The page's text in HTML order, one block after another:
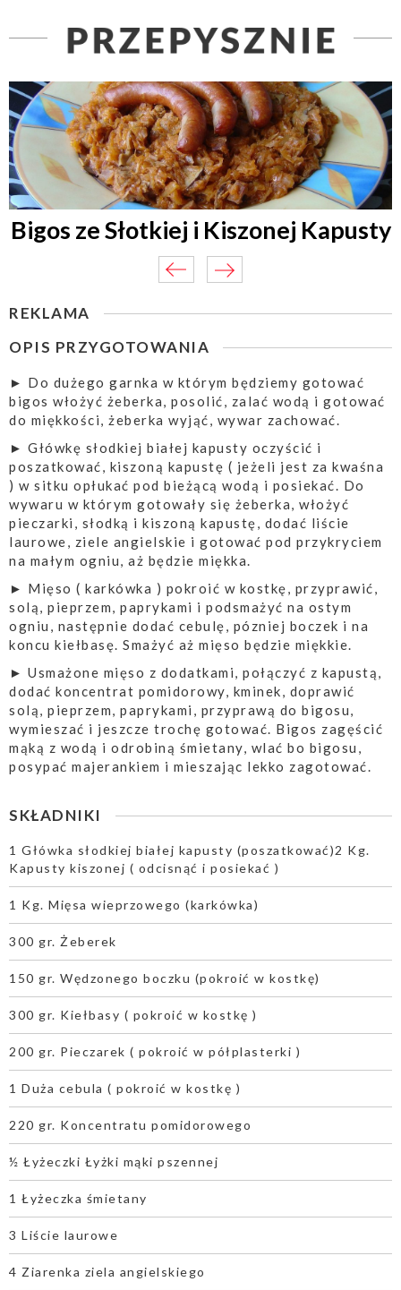
Bigos ze Słotkiej i Kiszonej Kapusty
REKLAMA
OPIS PRZYGOTOWANIA
► Do dużego garnka w którym będziemy gotować
bigos włożyć żeberka, posolić, zalać wodą i gotować
do miękkości, żeberka wyjąć, wywar zachować.
► Główkę słodkiej białej kapusty oczyścić i
poszatkować, kiszoną kapustę ( jeżeli jest za kwaśna
) w sitku opłukać pod bieżącą wodą i posiekać. Do
wywaru w którym gotowały się żeberka, włożyć
pieczarki, słodką i kiszoną kapustę, dodać liście
laurowe, ziele angielskie i gotować pod przykryciem
na małym ogniu, aż będzie miękka.
► Mięso ( karkówka ) pokroić w kostkę, przyprawić,
solą, pieprzem, paprykami i podsmażyć na ostym
ogniu, następnie dodać cebulę, pózniej boczek i na
koncu kiełbasę. Smażyć aż mięso będzie miękkie.
► Usmażone mięso z dodatkami, połączyć z kapustą,
dodać koncentrat pomidorowy, kminek, doprawić
solą, pieprzem, paprykami, przyprawą do bigosu,
wymieszać i jeszcze trochę gotować. Bigos zagęścić
mąką z wodą i odrobiną śmietany, wlać bo bigosu,
posypać majerankiem i mieszając lekko zagotować.
SKŁADNIKI
1 Główka słodkiej białej kapusty (poszatkować)2 Kg.
Kapusty kiszonej ( odcisnąć i posiekać )
1 Kg. Mięsa wieprzowego (karkówka)
300 gr. Żeberek
150 gr. Wędzonego boczku (pokroić w kostkę)
300 gr. Kiełbasy ( pokroić w kostkę )
200 gr. Pieczarek ( pokroić w półplasterki )
1 Duża cebula ( pokroić w kostkę )
220 gr. Koncentratu pomidorowego
½ Łyżeczki Łyżki mąki pszennej
1 Łyżeczka śmietany
3 Liście laurowe
4 Ziarenka ziela angielskiego